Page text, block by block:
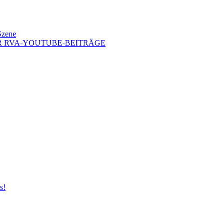
RVA-YOUTUBE-BEITRÄGE